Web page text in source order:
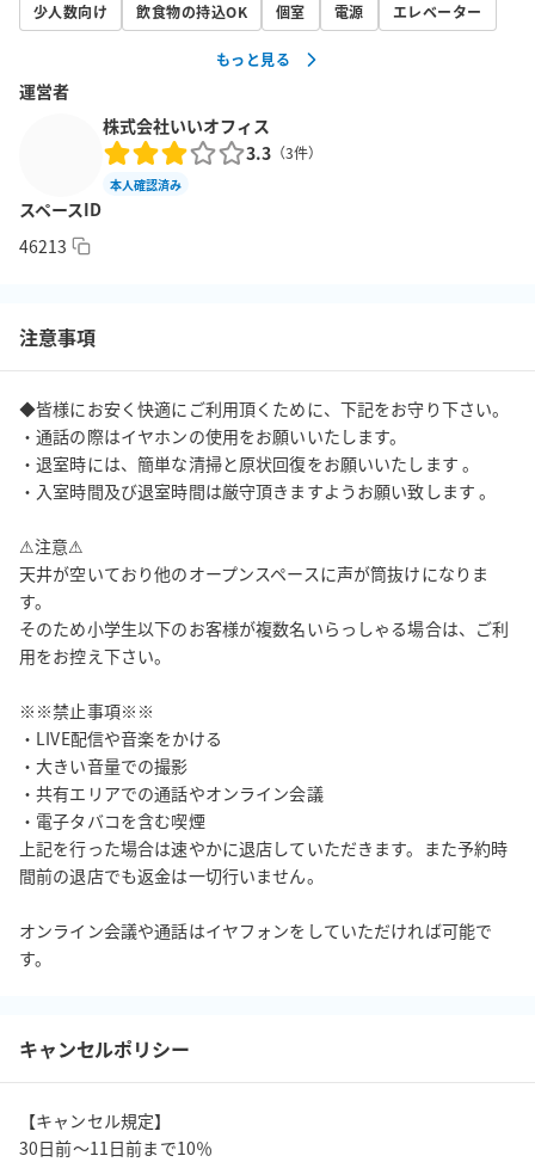
少人数向け 飲食物の持込OK 個室 電源 エレベーター
もっと見る
運営者
株式会社いいオフィス
3.3 （3件）
本人確認済み
スペースID
46213
注意事項
◆皆様にお安く快適にご利用頂くために、下記をお守り下さい。
・通話の際はイヤホンの使用をお願いいたします。
・退室時には、簡単な清掃と原状回復をお願いいたします 。
・入室時間及び退室時間は厳守頂きますようお願い致します 。
⚠注意⚠
天井が空いており他のオープンスペースに声が筒抜けになりま
す。
そのため小学生以下のお客様が複数名いらっしゃる場合は、ご利
用をお控え下さい。
※※禁止事項※※
・LIVE配信や音楽をかける
・大きい音量での撮影
・共有エリアでの通話やオンライン会議
・電子タバコを含む喫煙
上記を行った場合は速やかに退店していただきます。また予約時
間前の退店でも返金は一切行いません。
オンライン会議や通話はイヤフォンをしていただければ可能で
す。
キャンセルポリシー
【キャンセル規定】
30日前〜11日前まで10％